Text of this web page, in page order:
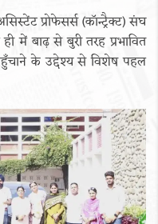
प्रोफेसर्स (कॉन्ट्रैक्ट) संघ
में बाढ़ से बुरी तरह प्रभावित
के उद्देश्य से विशेष पहल